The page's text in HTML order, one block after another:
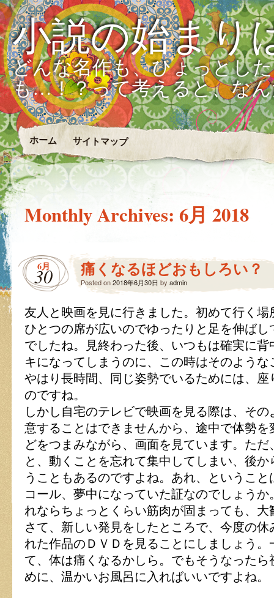
小説の始まり
どんな名作も、ひょっとし
も…！？って考えると、な
ホーム サイトマップ
Monthly Archives: 6月 2018
6月
30 痛くなるほどおもしろい？
Posted on2018年6月30日 by admin
友人と映画を見に行きました。初めて行く
ひとつの席が広いのでゆったりと足を伸ば
でしたね。見終わった後、いつもは確実に
キになってしまうのに、この時はそのよう
やはり長時間、同じ姿勢でいるためには、
のですね。
しかし自宅のテレビで映画を見る際は、そ
意することはできませんから、途中で体勢
どをつまみながら、画面を見ています。た
と、動くことを忘れて集中してしまい、後
うこともあるのですよね。あれ、というこ
コール、夢中になっていた証なのでしょう
れならちょっとくらい筋肉が固まっても、
さて、新しい発見をしたところで、今度の
れた作品のＤＶＤを見ることにしましょう
て、体は痛くなるかしら。でもそうなった
めに、温かいお風呂に入ればいいですよね。